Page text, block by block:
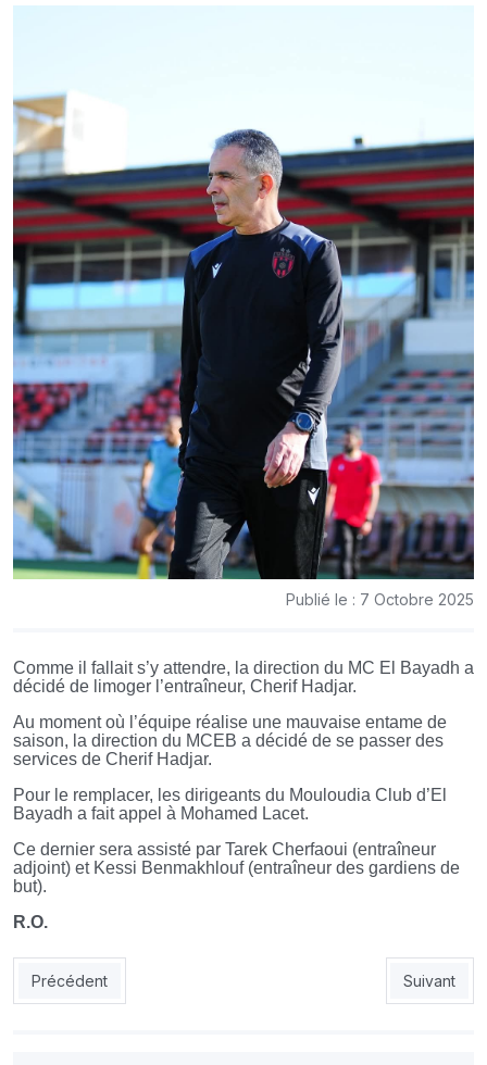
Publié le : 7 Octobre 2025
Comme il fallait s’y attendre, la direction du MC El Bayadh a
décidé de limoger l’entraîneur, Cherif Hadjar.
Au moment où l’équipe réalise une mauvaise entame de
saison, la direction du MCEB a décidé de se passer des
services de Cherif Hadjar.
Pour le remplacer, les dirigeants du Mouloudia Club d’El
Bayadh a fait appel à Mohamed Lacet.
Ce dernier sera assisté par Tarek Cherfaoui (entraîneur
adjoint) et Kessi Benmakhlouf (entraîneur des gardiens de
but).
R.O.
Article précédent : Amical EN A’ - Palestine : « Deux rendez-
Précédent Article
Suivant